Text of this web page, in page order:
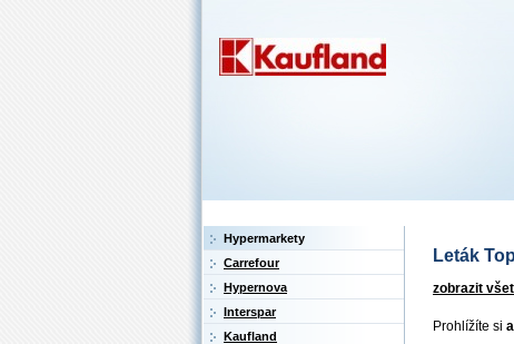
Leták
zobrazit
Prohlížíte si
Hypermarkety
Carrefour
Hypernova
Interspar
Kaufland